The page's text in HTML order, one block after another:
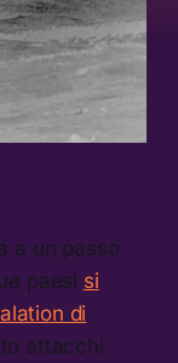
a un passo
paesi si
di
attacchi